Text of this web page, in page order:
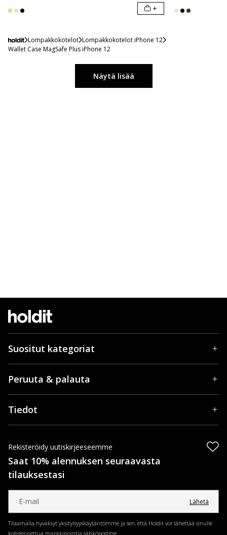
+
Lompakkokotelot Lompakkokotelot iPhone 12
Wallet Case MagSafe Plus iPhone 12
Näytä lisää
Suositut kategoriat
Peruuta & palauta
Tiedot
Rekisteröidy uutiskirjeeseemme
Saat 10% alennuksen seuraavasta
tilauksestasi
Lähetä
Tilaamalla hyväksyt yksityisyyskäytäntömme ja sen, että Holdit voi lähettää sinulle
kohdennettua markkinointia sähköpostitse.